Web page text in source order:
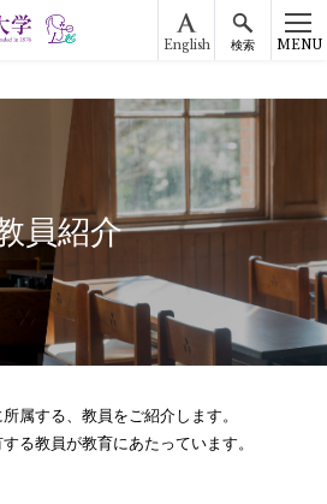
English 検索 MENU
員紹介
属する、教員をご紹介します。
る教員が教育にあたっています。